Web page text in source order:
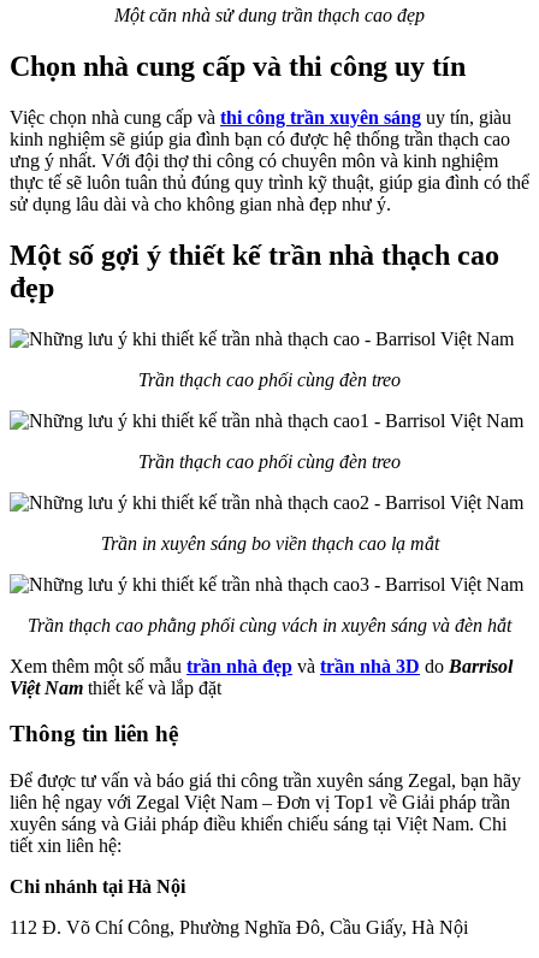
Một căn nhà sử dung trần thạch cao đẹp
Chọn nhà cung cấp và thi công uy tín
Việc chọn nhà cung cấp và thi công trần xuyên sáng uy tín, giàu
kinh nghiệm sẽ giúp gia đình bạn có được hệ thống trần thạch cao
ưng ý nhất. Với đội thợ thi công có chuyên môn và kinh nghiệm
thực tế sẽ luôn tuân thủ đúng quy trình kỹ thuật, giúp gia đình có thể
sử dụng lâu dài và cho không gian nhà đẹp như ý.
Một số gợi ý thiết kế trần nhà thạch cao
đẹp
Trần thạch cao phối cùng đèn treo
Trần thạch cao phối cùng đèn treo
Trần in xuyên sáng bo viền thạch cao lạ mắt
Trần thạch cao phằng phối cùng vách in xuyên sáng và đèn hắt
Xem thêm một số mẫu trần nhà đẹp và trần nhà 3D do Barrisol
Việt Nam thiết kế và lắp đặt
Thông tin liên hệ
Để được tư vấn và báo giá thi công trần xuyên sáng Zegal, bạn hãy
liên hệ ngay với Zegal Việt Nam – Đơn vị Top1 về Giải pháp trần
xuyên sáng và Giải pháp điều khiển chiếu sáng tại Việt Nam. Chi
tiết xin liên hệ:
Chi nhánh tại Hà Nội
112 Đ. Võ Chí Công, Phường Nghĩa Đô, Cầu Giấy, Hà Nội